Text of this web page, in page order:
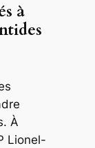
à
À
Lionel-